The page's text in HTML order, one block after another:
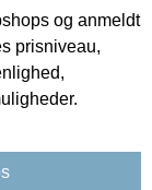
og anmeldt
prisniveau,